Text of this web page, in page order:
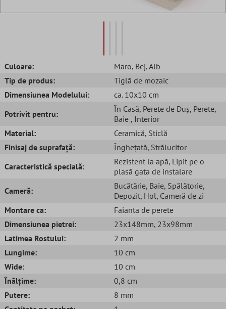
Culoare: Maro, Bej, Alb
Tip de produs:
Tiglă de mozaic
Dimensiunea Modelului:
ca. 10x10 cm
Potrivit pentru:
În Casă, Perete de Duș, Perete,
Baie , Interior
Material:
Ceramică, Sticlă
Finisaj de suprafață:
Înghețată, Strălucitor
Caracteristică specială:
Rezistent la apă, Lipit pe o
plasă gata de instalare
Cameră:
Bucătărie, Baie, Spălătorie,
Depozit, Hol, Cameră de zi
Montare ca:
Faianta de perete
Dimensiunea pietrei:
23x148mm, 23x98mm
Latimea Rostului:
2 mm
Lungime:
10 cm
Wide:
10 cm
Înălțime:
0,8 cm
Putere:
8 mm